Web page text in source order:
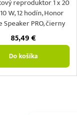
reproduktor 1 x 20
W, 12 hodín, Honor
Speaker PRO, čierny
85,49€
Do košíka